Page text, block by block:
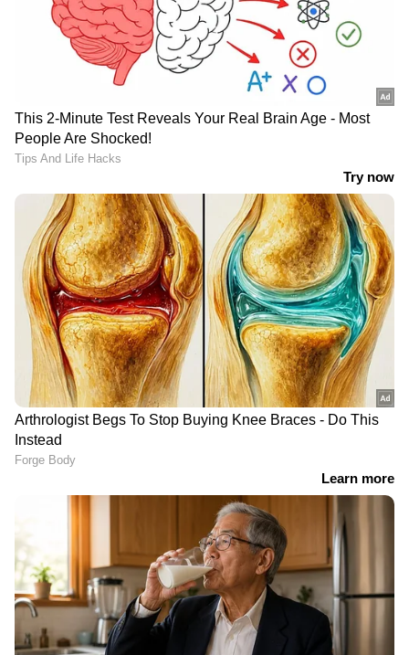
55 കിലോമീറ്റര്‍ വരെ വേഗതയിലും ശക്തമായ
കാറ്റിനും മോശം കാലാവസ്ഥയ്ക്കും സാധ്യത.
പ്രത്യേക ജാഗ്രത നിർദ്ദേശങ്ങൾ
05-09-2022: മാലിദ്വീപ്, അതിനോട് ചേർന്നുള്ള
തെക്ക് കിഴക്കൻ അറബിക്കടൽ, കന്യാകുമാരി
തീരം, തെക്ക് പടിഞ്ഞാറൻ അതിനോട്
ചേർന്നുള്ള തെക്ക് കിഴക്കൻ ബംഗാൾ
LATEST VIDEOS
ജലനിരപ്പ് കുറഞ്ഞെങ്കിലും ദുരിതം
ഒഴിയാതെ കുട്ടനാട്ടുകാര്‍; വെള്ളം
ഇറങ്ങാൻ ഇനിയും സമയമെടുക്കും
News@1PM | ഒരുമണി വാർത്ത
വിശദമായി | 08 August 2026